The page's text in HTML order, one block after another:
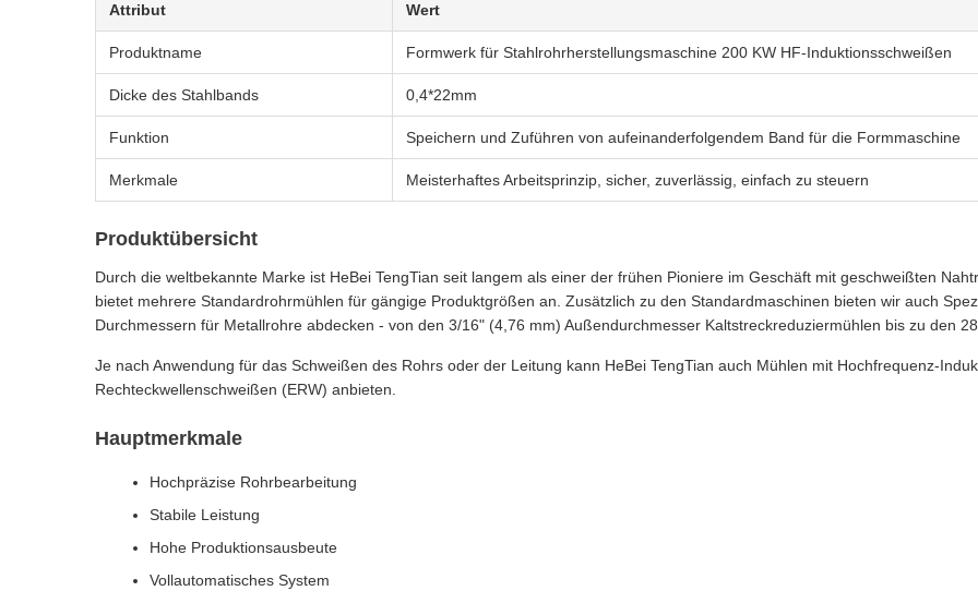
Attribut Wert
Produktname Formwerk für Stahlrohrherstellungsmaschine 200 KW HF-Induktionsschweißen
Dicke des Stahlbands 0,4*22mm
Funktion Speichern und Zuführen von aufeinanderfolgendem Band für die Formmaschine
Merkmale Meisterhaftes Arbeitsprinzip, sicher, zuverlässig, einfach zu steuern
Produktübersicht
Durch die weltbekannte Marke ist HeBei TengTian seit langem als einer der frühen Pioniere im Geschäft mit geschweißten
bietet mehrere Standardrohrmühlen für gängige Produktgrößen an. Zusätzlich zu den Standardmaschinen bieten wir auch
Durchmessern für Metallrohre abdecken - von den 3/16" (4,76 mm) Außendurchmesser Kaltstreckreduziermühlen bis zu den
Je nach Anwendung für das Schweißen des Rohrs oder der Leitung kann HeBei TengTian auch Mühlen mit Hochfrequenz-
Rechteckwellenschweißen (ERW) anbieten.
Hauptmerkmale
Hochpräzise Rohrbearbeitung
Stabile Leistung
Hohe Produktionsausbeute
Vollautomatisches System